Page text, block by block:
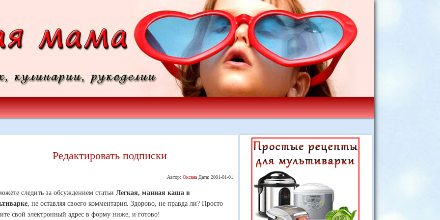
Редактировать подписки
Автор:Оксана Дата:2001-01-01
следить за обсуждением статьи Легкая, манная каша в
, не оставляя своего комментария. Здорово, не правда ли? Просто
свой электронный адрес в форму ниже, и готово!